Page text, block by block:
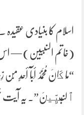
اسلام کا بنیادی
(خاتم النبیین) — اس
“مَا كَانَ مُحَمَّدٌ أَبَآ أَحَدٍ
ٱلنَّبِيِّينَ”۔ یہ آیت